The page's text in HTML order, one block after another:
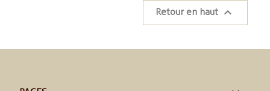
Retour en haut 